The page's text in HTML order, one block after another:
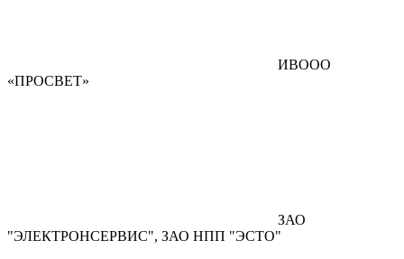
ИВООО
«ПРОСВЕТ»
ЗАО
"ЭЛЕКТРОНСЕРВИС", ЗАО НПП "ЭСТО"